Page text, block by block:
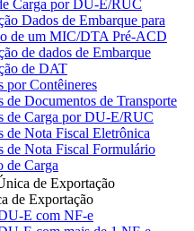
Carga por DU-E/RUC
Dados de Embarque para
de um MIC/DTA Pré-ACD
de dados de Embarque
de DAT
por Contêineres
de Documentos de Transporte
de Carga por DU-E/RUC
de Nota Fiscal Eletrônica
de Nota Fiscal Formulário
de Carga
de Exportação
de Exportação
E com NF-e